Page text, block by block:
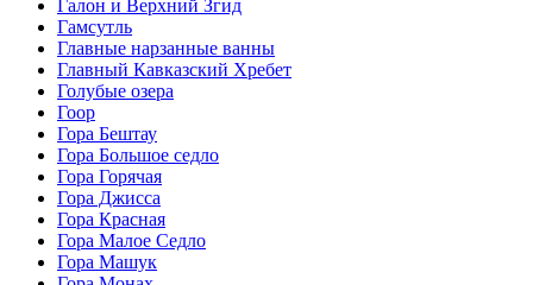
Галон и Верхний Згид
Гамсутль
Главные нарзанные ванны
Главный Кавказский Хребет
Голубые озера
Гоор
Гора Бештау
Гора Большое седло
Гора Горячая
Гора Джисса
Гора Красная
Гора Малое Седло
Гора Машук